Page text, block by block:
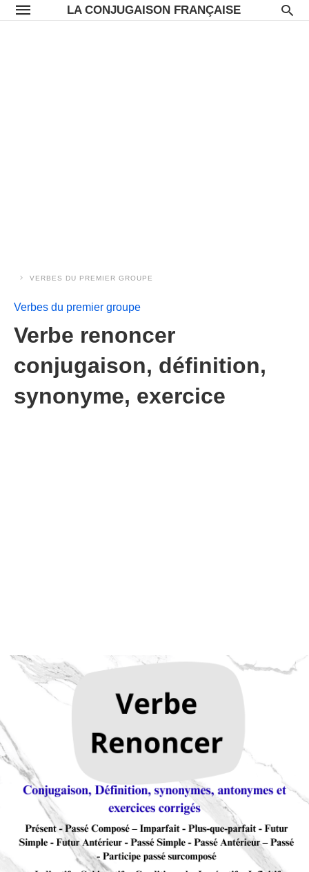
LA CONJUGAISON FRANÇAISE
VERBES DU PREMIER GROUPE
Verbes du premier groupe
Verbe renoncer
conjugaison, définition,
synonyme, exercice